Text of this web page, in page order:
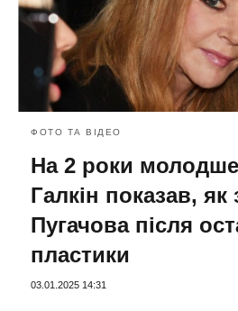
ФОТО ТА ВІДЕО
На 2 роки
Галкін показав, як
Пугачова після
пластики
03.01.2025 14:31